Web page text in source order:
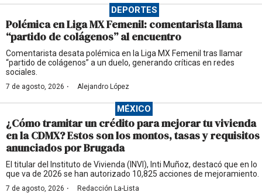
DEPORTES
Polémica en Liga MX Femenil: comentarista llama
“partido de colágenos” al encuentro
Comentarista desata polémica en la Liga MX Femenil tras llamar
“partido de colágenos” a un duelo, generando críticas en redes
sociales.
7 de agosto, 2026 · Alejandro López
MÉXICO
¿Cómo tramitar un crédito para mejorar tu vivienda
en la CDMX? Estos son los montos, tasas y requisitos
anunciados por Brugada
El titular del Instituto de Vivienda (INVI), Inti Muñoz, destacó que en lo
que va de 2026 se han autorizado 10,825 acciones de mejoramiento.
7 de agosto, 2026 · Redacción La-Lista